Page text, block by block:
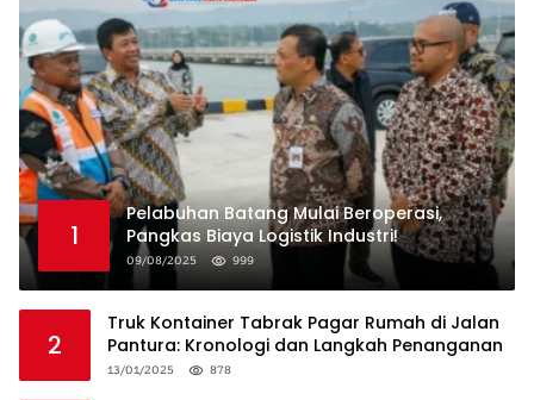
1
Pelabuhan Batang Mulai Beroperasi,
Pangkas Biaya Logistik Industri!
09/08/2025 999
2
Truk Kontainer Tabrak Pagar Rumah di Jalan
Pantura: Kronologi dan Langkah Penanganan
13/01/2025 878